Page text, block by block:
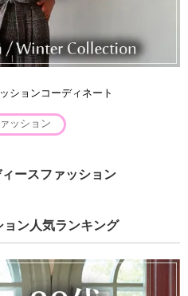
ションコーディネート
ッション
ースファッション
ン人気ランキング